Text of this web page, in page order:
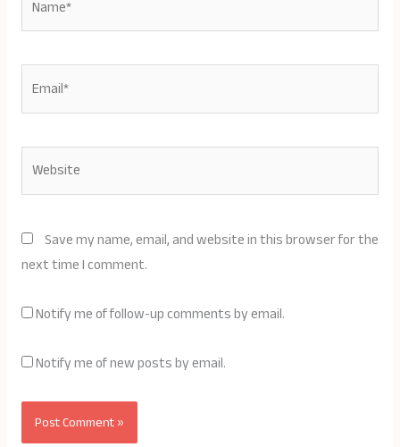
Website
Save my name, email, and website in this browser for the
next time I comment.
Notify me of follow-up comments by email.
Notify me of new posts by email.